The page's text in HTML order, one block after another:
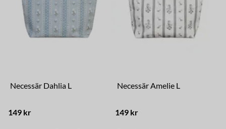
Necessär Dahlia L
149 kr
Necessär Amelie L
149 kr